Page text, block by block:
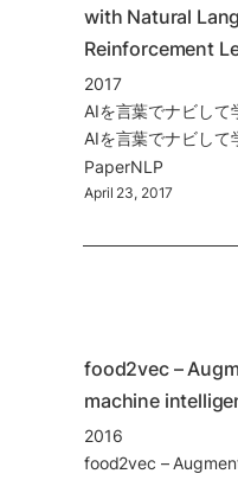
with Natural
Reinforcement
2017
PaperNLP
April 23, 2017
food2vec –
machine
2016